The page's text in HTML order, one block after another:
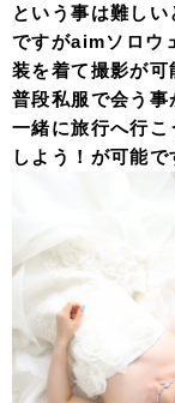
という事は難しい
ですがaimソロウ
装を着て撮影が可
普段私服で会う事
一緒に旅行へ行
しよう！が可能で